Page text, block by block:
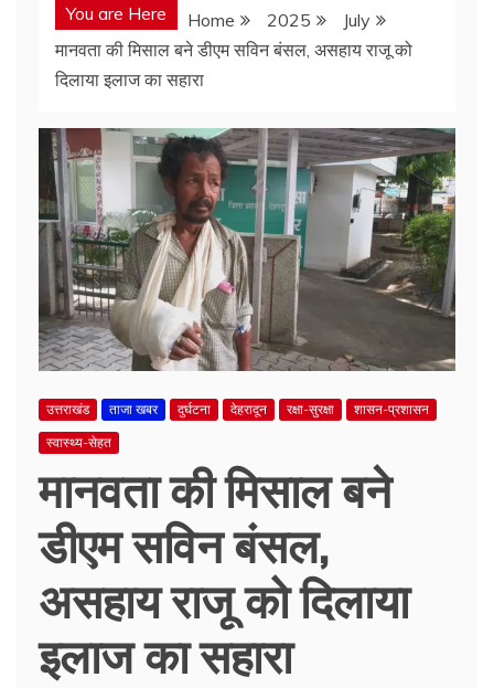
You are Here Home 2025
July
मानवता की मिसाल बने डीएम सविन बंसल, असहाय राजू को
दिलाया इलाज का सहारा
उत्तराखंड ताजा खबर दुर्घटना देहरादून रक्षा-सुरक्षा
शासन-प्रशासन
स्वास्थ्य-सेहत
मानवता की मिसाल बने
डीएम सविन बंसल,
असहाय राजू को दिलाया
इलाज का सहारा